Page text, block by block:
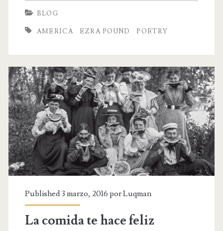
parecería
América…
BLOG
AMERICA EZRA POUND POETRY
Published 3 marzo, 2016 porLuqman
La comida te hace feliz